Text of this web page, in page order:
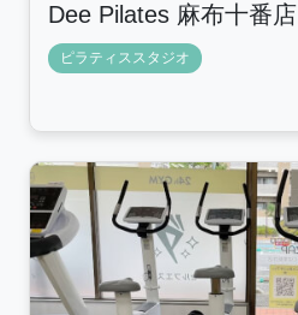
Dee Pilates 麻布十番店
ピラティススタジオ